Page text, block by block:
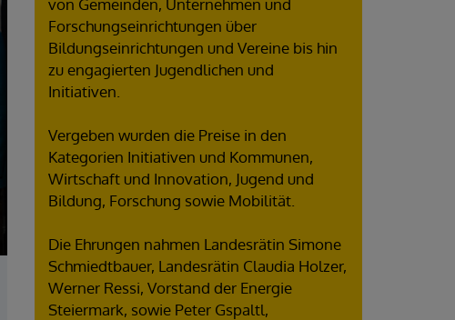
von Gemeinden, Unternehmen und
Forschungseinrichtungen über
Bildungseinrichtungen und Vereine bis hin
zu engagierten Jugendlichen und
Initiativen.
Vergeben wurden die Preise in den
Kategorien Initiativen und Kommunen,
Wirtschaft und Innovation, Jugend und
Bildung, Forschung sowie Mobilität.
Die Ehrungen nahmen Landesrätin Simone
Schmiedtbauer, Landesrätin Claudia Holzer,
Werner Ressi, Vorstand der Energie
Steiermark, sowie Peter Gspaltl,